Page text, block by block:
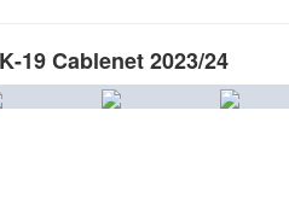
Cablenet 2023/24